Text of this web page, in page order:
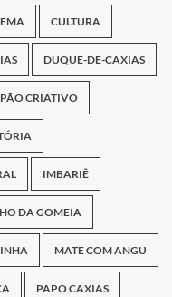
CULTURA
DUQUE-DE-CAXIAS
CRIATIVO
IMBARIÊ
DA GOMEIA
MATE COM ANGU
PAPO CAXIAS